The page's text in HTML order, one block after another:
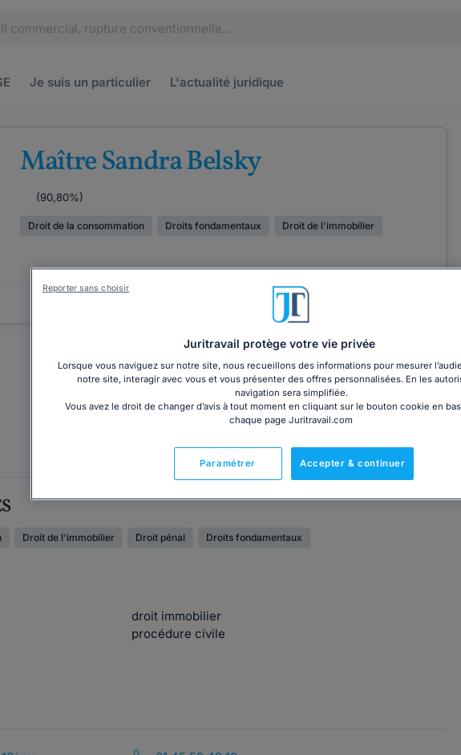
Je suis un particulier L'actualité juridique
Maître Sandra Belsky
(90,80%)
Droit de la consommation Droits fondamentaux Droit de l'immobilier
Droit de l'immobilier Droit pénal Droits fondamentaux
droit immobilier
procédure civile
Juritravail protège votre vie privée
Lorsque vous naviguez sur notre site, nous recueillons des informations pour mesurer
notre site, interagir avec vous et vous présenter des offres personnalisées. En les
navigation sera simplifiée.
Vous avez le droit de changer d’avis à tout moment en cliquant sur le bouton cookie en
chaque page Juritravail.com
Accepter & continuer
Paramétrer
Reporter sans choisir